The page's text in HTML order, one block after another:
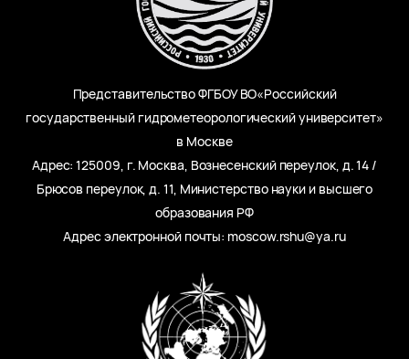
Представительство ФГБОУ ВО«Российский
государственный гидрометеорологический университет»
в Москве
Адрес: 125009, г. Москва, Вознесенский переулок, д. 14 /
Брюсов переулок, д. 11, Министерство науки и высшего
образования РФ
Адрес электронной почты: moscow.rshu@ya.ru